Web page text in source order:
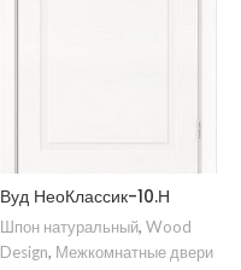
Вуд НеоКлассик-10.Н
Шпон натуральный, Wood
Design, Межкомнатные двери